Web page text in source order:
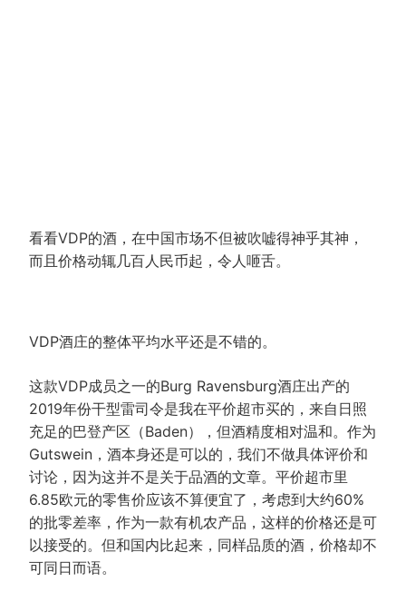
看看VDP的酒，在中国市场不但被吹嘘得神乎其神，
而且价格动辄几百人民币起，令人咂舌。
VDP酒庄的整体平均水平还是不错的。
这款VDP成员之一的Burg Ravensburg酒庄出产的
2019年份干型雷司令是我在平价超市买的，来自日照
充足的巴登产区（Baden），但酒精度相对温和。作为
Gutswein，酒本身还是可以的，我们不做具体评价和
讨论，因为这并不是关于品酒的文章。平价超市里
6.85欧元的零售价应该不算便宜了，考虑到大约60%
的批零差率，作为一款有机农产品，这样的价格还是可
以接受的。但和国内比起来，同样品质的酒，价格却不
可同日而语。